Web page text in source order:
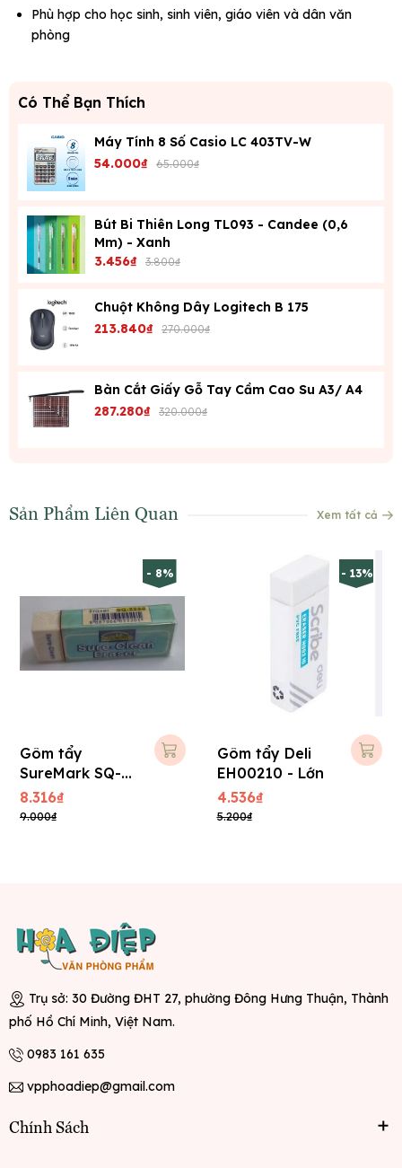
Phù hợp cho học sinh, sinh viên, giáo viên và dân văn
phòng
Có Thể Bạn Thích
Máy Tính 8 Số Casio LC 403TV-W
54.000₫ 65.000₫
Bút Bi Thiên Long TL093 - Candee (0,6
Mm) - Xanh
3.456₫ 3.800₫
Chuột Không Dây Logitech B 175
213.840₫ 270.000₫
Bàn Cắt Giấy Gỗ Tay Cầm Cao Su A3/ A4
287.280₫ 320.000₫
Sản Phẩm Liên Quan Xem tất cả
- 8%
Gôm tẩy
SureMark SQ-
2220 - Lớn
8.316₫
9.000₫
- 13%
Gôm tẩy Deli
EH00210 - Lớn
4.536₫
5.200₫
Trụ sở: 30 Đường ĐHT 27, phường Đông Hưng Thuận, Thành
phố Hồ Chí Minh, Việt Nam.
0983 161 635
vpphoadiep@gmail.com
Chính Sách